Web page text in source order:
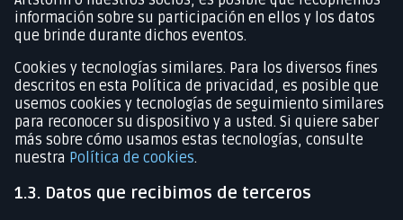
información sobre su participación en ellos y los datos
que brinde durante dichos eventos.
Cookies y tecnologías similares. Para los diversos fines
descritos en esta Política de privacidad, es posible que
usemos cookies y tecnologías de seguimiento similares
para reconocer su dispositivo y a usted. Si quiere saber
más sobre cómo usamos estas tecnologías, consulte
nuestra Política de cookies.
1.3. Datos que recibimos de terceros